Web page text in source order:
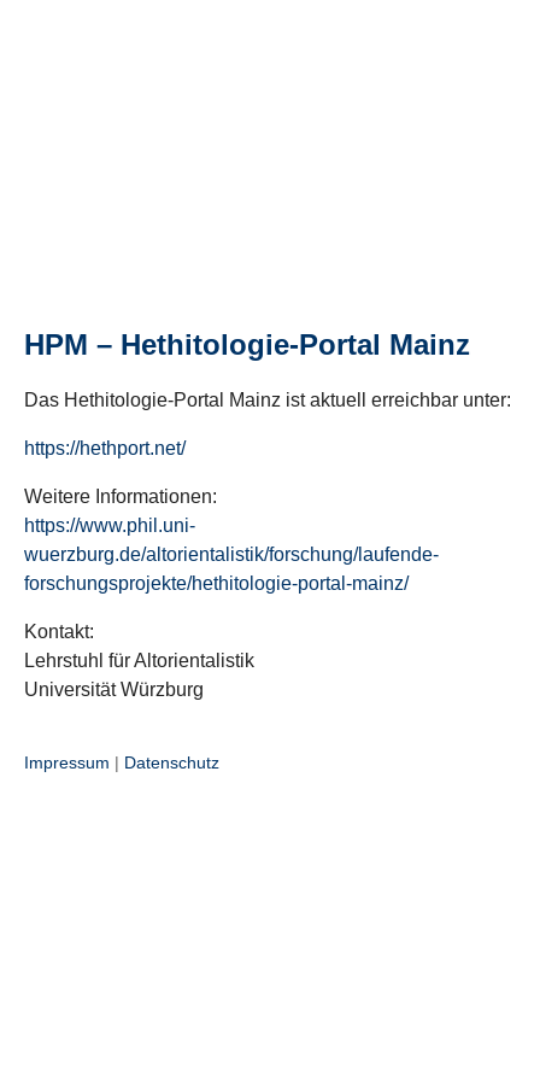
HPM – Hethitologie-Portal Mainz
Das Hethitologie-Portal Mainz ist aktuell erreichbar unter:
https://hethport.net/
Weitere Informationen:
https://www.phil.uni-
wuerzburg.de/altorientalistik/forschung/laufende-
forschungsprojekte/hethitologie-portal-mainz/
Kontakt:
Lehrstuhl für Altorientalistik
Universität Würzburg
Impressum | Datenschutz